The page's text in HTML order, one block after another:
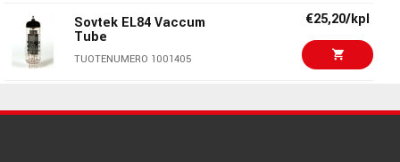
Electro Harmonix 6550-
EH
€56,00/kpl
Sovtek EL84 Vaccum
Tube
TUOTENUMERO 1001405
€25,20/kpl
PL